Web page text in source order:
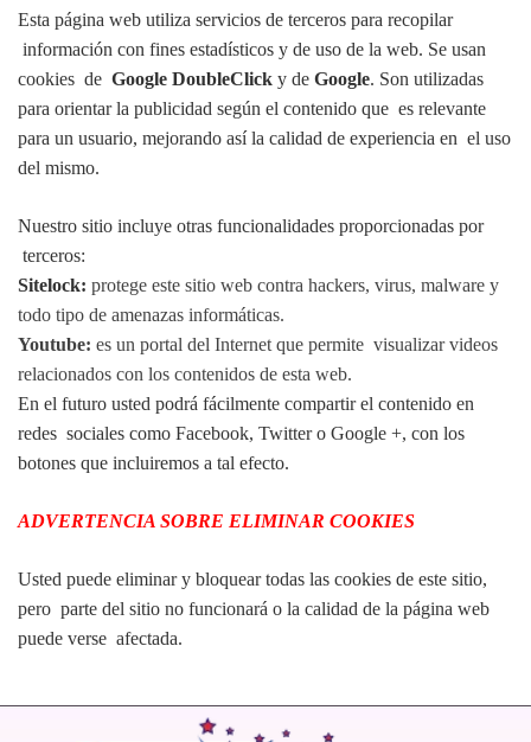
Esta página web utiliza servicios de terceros para recopilar
información con fines estadísticos y de uso de la web. Se usan
cookies de Google DoubleClick y de Google. Son utilizadas
para orientar la publicidad según el contenido que es relevante
para un usuario, mejorando así la calidad de experiencia en el uso
del mismo.
Nuestro sitio incluye otras funcionalidades proporcionadas por
terceros:
Sitelock: protege este sitio web contra hackers, virus, malware y
todo tipo de amenazas informáticas.
Youtube: es un portal del Internet que permite visualizar videos
relacionados con los contenidos de esta web.
En el futuro usted podrá fácilmente compartir el contenido en
redes sociales como Facebook, Twitter o Google +, con los
botones que incluiremos a tal efecto.
ADVERTENCIA SOBRE ELIMINAR COOKIES
Usted puede eliminar y bloquear todas las cookies de este sitio,
pero parte del sitio no funcionará o la calidad de la página web
puede verse afectada.